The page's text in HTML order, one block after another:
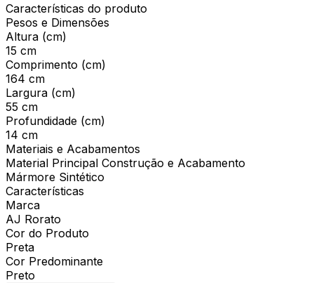
Características do produto
Pesos e Dimensões
Altura (cm)
15 cm
Comprimento (cm)
164 cm
Largura (cm)
55 cm
Profundidade (cm)
14 cm
Materiais e Acabamentos
Material Principal Construção e Acabamento
Mármore Sintético
Características
Marca
AJ Rorato
Cor do Produto
Preta
Cor Predominante
Preto